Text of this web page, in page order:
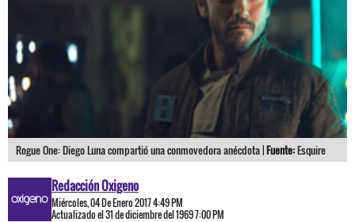
Rogue One: Diego Luna compartió una conmovedora anécdota |Fuente:Esquire
Redacción Oxigeno
Miércoles, 04 De Enero 2017 4:49 PM
Actualizado el 31 de diciembre del 1969 7:00 PM